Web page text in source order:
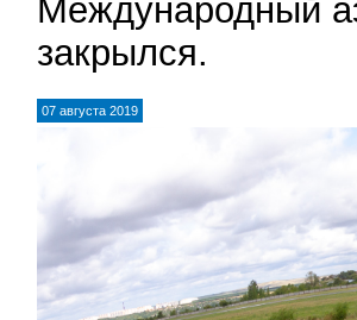
Международный
закрылся.
07 августа 2019